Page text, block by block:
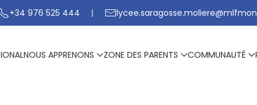
+34 976 525 444
NOUS APPRENONS ZONE DES PARENTS COMMUNAUTÉ